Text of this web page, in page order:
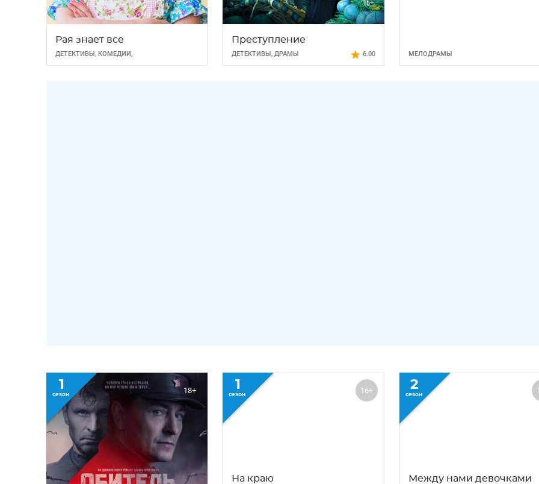
Рая знает все
ДЕТЕКТИВЫ , КОМЕДИИ,
МЕЛОДРАМЫ
Преступление
ДЕТЕКТИВЫ,ДРАМЫ 6.00 МЕЛОДРАМЫ
1
сезон 18+ 1
сезон 16+ 2
сезон